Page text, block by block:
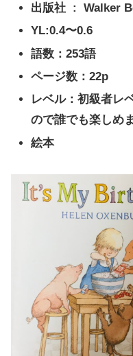
出版社 ‏ : ‎Walker
YL:0.4〜0.6
語数：253語
ページ数：22p
レベル：初級者レ
ので誰でも楽しめ
絵本